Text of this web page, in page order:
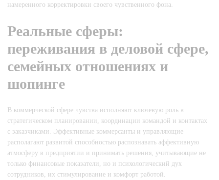
намеренного корректировки своего чувственного фона.
Реальные сферы:
переживания в деловой сфере,
семейных отношениях и
шопинге
В коммерческой сфере чувства исполняют ключевую роль в
стратегическом планировании, координации командой и контактах
с заказчиками. Эффективные коммерсанты и управляющие
располагают развитой способностью распознавать аффективную
атмосферу в предприятии и принимать решения, учитывающие не
только финансовые показатели, но и психологический дух
сотрудников, их стимулирование и комфорт работой.